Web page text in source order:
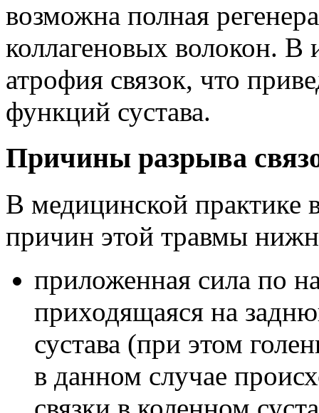
возможна полная
коллагеновых волокон. В
атрофия связок, что
функций сустава.
Причины разрыва
В медицинской практике
причин этой травмы
приложенная сила по
приходящаяся на
сустава (при этом
в данном случае